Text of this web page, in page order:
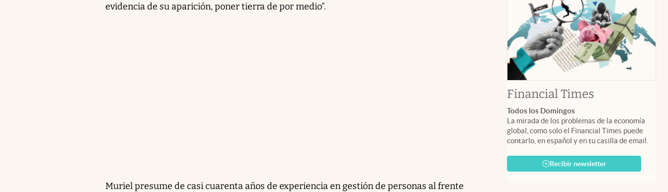
evidencia de su aparición, poner tierra de por medio”.
Muriel presume de casi cuarenta años de experiencia en gestión de personas al frente
Financial Timesabre en
Todos los Domingos
La mirada de los problemas de la economía
global, como solo el Financial Times puede
contarlo, en español y en tu casilla de email.
Recibir newsletter